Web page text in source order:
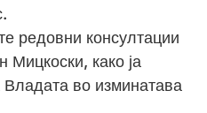
редовни консултации
Мицкоски, како ја
Владата во изминатава